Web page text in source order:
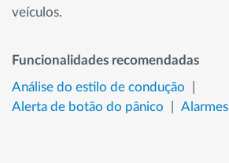
veículos.
Funcionalidades recomendadas
Análise do estilo de condução
Alerta de botão do pânico
Alarmes